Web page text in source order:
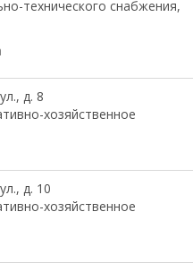
технического снабжения,
д. 8
хозяйственное
д. 10
хозяйственное